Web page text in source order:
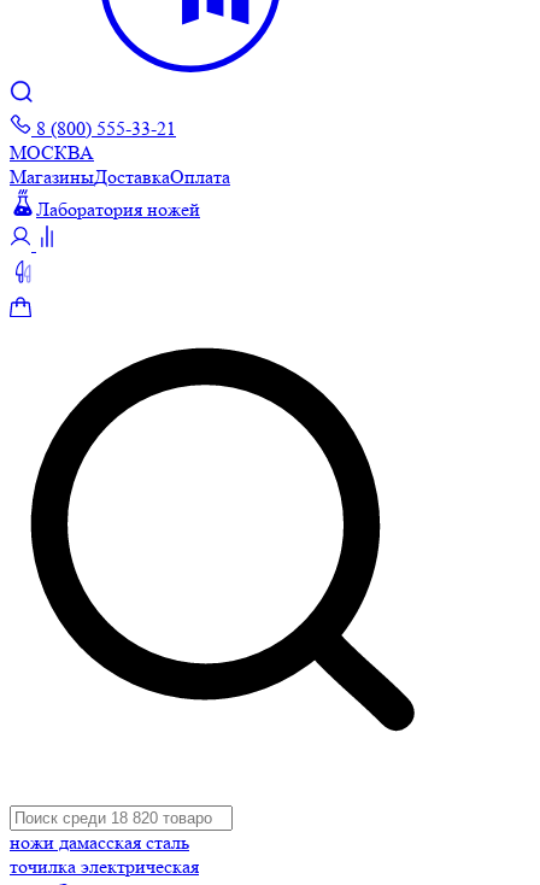
8 (800) 555-33-21
МОСКВА
МагазиныДоставкаОплата
Лаборатория ножей
ножи дамасская сталь
точилка электрическая